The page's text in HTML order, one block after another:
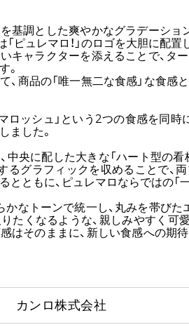
基調とした爽やかなグラデーショ
「ピュレマロ！」のロゴを大胆に配
キャラクターを添えることで、タ
。
、商品の「唯一無二な食感」な食感
マロッシュ」という2つの食感を同
ました。
中央に配した大きな「ハート型の看
るグラフィックを収めることで、
とともに、ピュレマロならではの「
かなトーンで統一し、丸みを帯び
たくなるような、親しみやすく可
はそのままに、新しい食感への期
カンロ株式会社